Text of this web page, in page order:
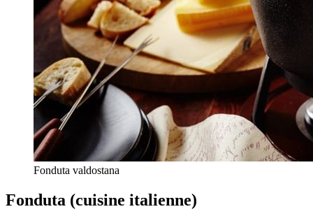
Fonduta valdostana
Fonduta (cuisine italienne)